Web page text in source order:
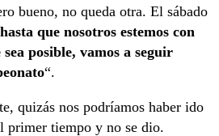
bueno, no queda otra. El sábado
hasta que nosotros estemos con
posible, vamos a seguir
“.
quizás nos podríamos haber ido
primer tiempo y no se dio.